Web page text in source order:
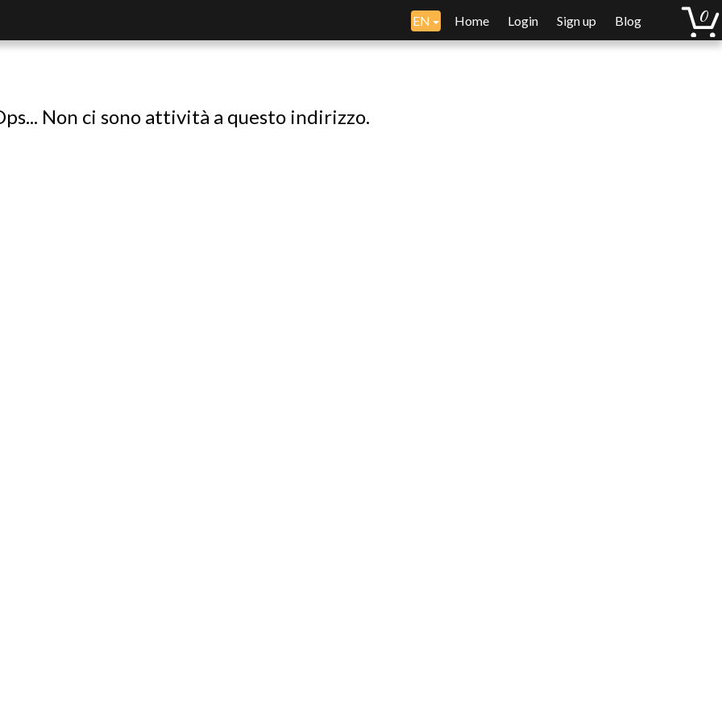
EN Home Login Sign up Blog
Non ci sono attività a questo indirizzo.